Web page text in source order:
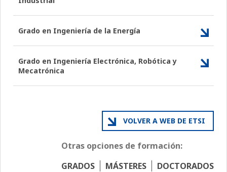
Grado en Ingeniería de la Energía
Grado en Ingeniería Electrónica, Robótica y
Mecatrónica
VOLVER A WEB DE ETSI
Otras opciones de formación:
GRADOS
MÁSTERES DOCTORADOS